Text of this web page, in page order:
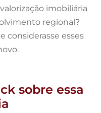
imobiliária
regional?
considerasse esses
sobre essa